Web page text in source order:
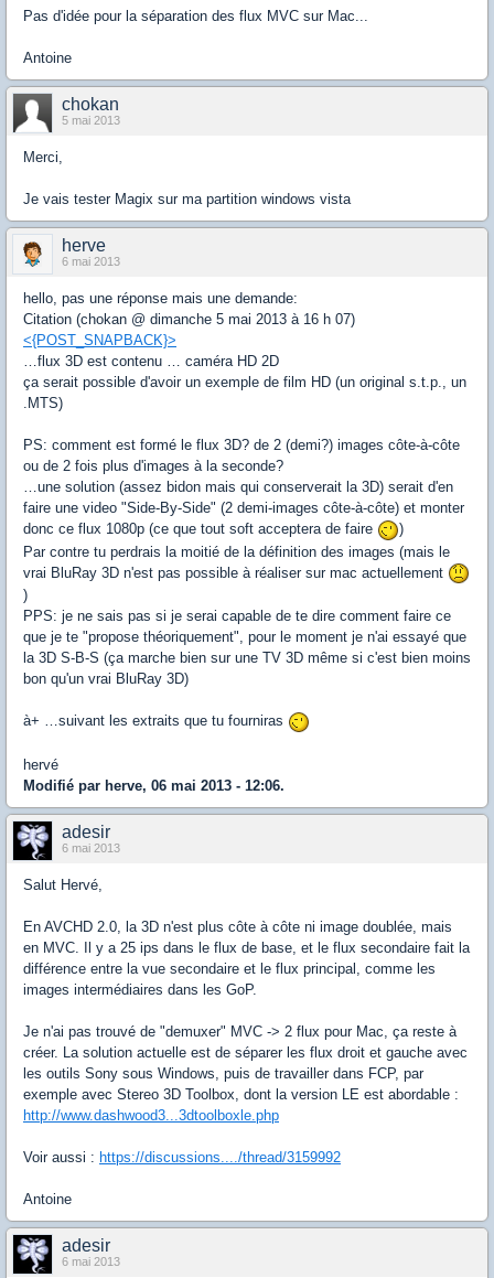
Pas d'idée pour la séparation des flux MVC sur Mac...
Antoine
chokan
5 mai 2013
Merci,
Je vais tester Magix sur ma partition windows vista
herve
6 mai 2013
hello, pas une réponse mais une demande:
Citation (chokan @ dimanche 5 mai 2013 à 16 h 07)
<{POST_SNAPBACK}>
…flux 3D est contenu … caméra HD 2D
ça serait possible d'avoir un exemple de film HD (un original s.t.p., un
.MTS)
PS: comment est formé le flux 3D? de 2 (demi?) images côte-à-côte
ou de 2 fois plus d'images à la seconde?
…une solution (assez bidon mais qui conserverait la 3D) serait d'en
faire une video "Side-By-Side" (2 demi-images côte-à-côte) et monter
donc ce flux 1080p (ce que tout soft acceptera de faire
)
Par contre tu perdrais la moitié de la définition des images (mais le
vrai BluRay 3D n'est pas possible à réaliser sur mac actuellement
)
PPS: je ne sais pas si je serai capable de te dire comment faire ce
que je te "propose théoriquement", pour le moment je n'ai essayé que
la 3D S-B-S (ça marche bien sur une TV 3D même si c'est bien moins
bon qu'un vrai BluRay 3D)
à+ …suivant les extraits que tu fourniras
hervé
Modifié par herve, 06 mai 2013 - 12:06.
adesir
6 mai 2013
Salut Hervé,
En AVCHD 2.0, la 3D n'est plus côte à côte ni image doublée, mais
en MVC. Il y a 25 ips dans le flux de base, et le flux secondaire fait la
différence entre la vue secondaire et le flux principal, comme les
images intermédiaires dans les GoP.
Je n'ai pas trouvé de "demuxer" MVC -> 2 flux pour Mac, ça reste à
créer. La solution actuelle est de séparer les flux droit et gauche avec
les outils Sony sous Windows, puis de travailler dans FCP, par
exemple avec Stereo 3D Toolbox, dont la version LE est abordable :
http://www.dashwood3...3dtoolboxle.php
Voir aussi : https://discussions..../thread/3159992
Antoine
adesir
6 mai 2013